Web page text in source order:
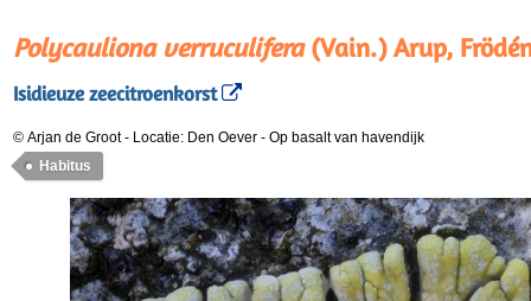
Polycauliona verruculifera(Vain.) Arup,
Isidieuze zeecitroenkorst
© Arjan de Groot- Locatie: Den Oever - Op basalt van havendijk
Habitus